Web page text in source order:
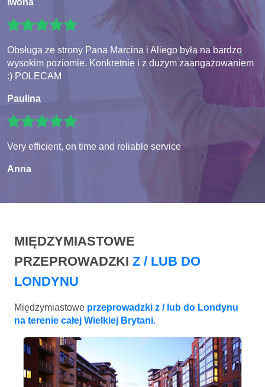
Iwona
Obsługa ze strony Pana Marcina i Aliego była na bardzo
wysokim poziomie. Konkretnie i z dużym zaangażowaniem
:) POLECAM
Paulina
Very efficient, on time and reliable service
Anna
MIĘDZYMIASTOWE
PRZEPROWADZKI Z / LUB DO
LONDYNU
Międzymiastowe przeprowadzki z / lub do Londynu
na terenie całej Wielkiej Brytani.